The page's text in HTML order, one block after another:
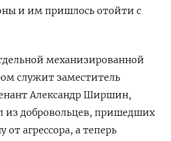
и им пришлось отойти с
механизированной
служит заместитель
Александр Ширшин,
из добровольцев, пришедших
агрессора, а теперь